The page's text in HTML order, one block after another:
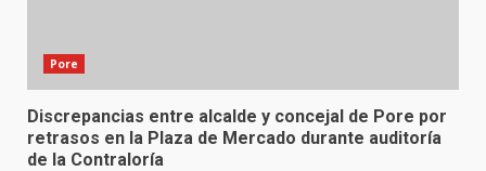
Pore
Discrepancias entre alcalde y concejal de Pore por
retrasos en la Plaza de Mercado durante auditoría
de la Contraloría